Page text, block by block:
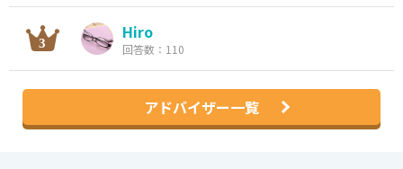
Hiro
回答数：110
アドバイザー一覧